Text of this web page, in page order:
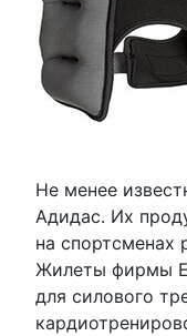
Не менее
Адидас. Их
на спортсменах
Жилеты фирмы
для силового